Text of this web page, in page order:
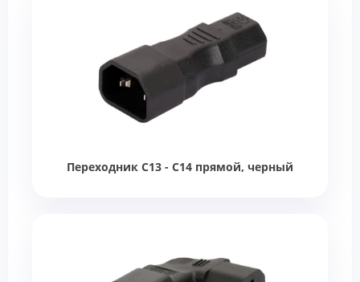
Переходник C13 - C14 прямой, черный